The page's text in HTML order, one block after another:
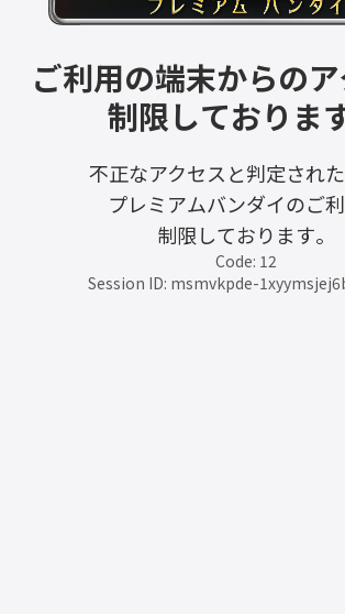
ご利用の端末からの
制限しております
不正なアクセスと判定された
プレミアムバンダイのご
制限しております。
Code: 12
Session ID: msmvkpde-